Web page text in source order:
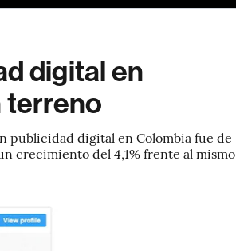
digital en
terreno
publicidad digital en Colombia fue de
crecimiento del 4,1% frente al mismo